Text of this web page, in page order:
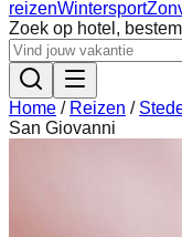
reizenWintersport
Zoek op hotel,
Home / Reizen /
San Giovanni